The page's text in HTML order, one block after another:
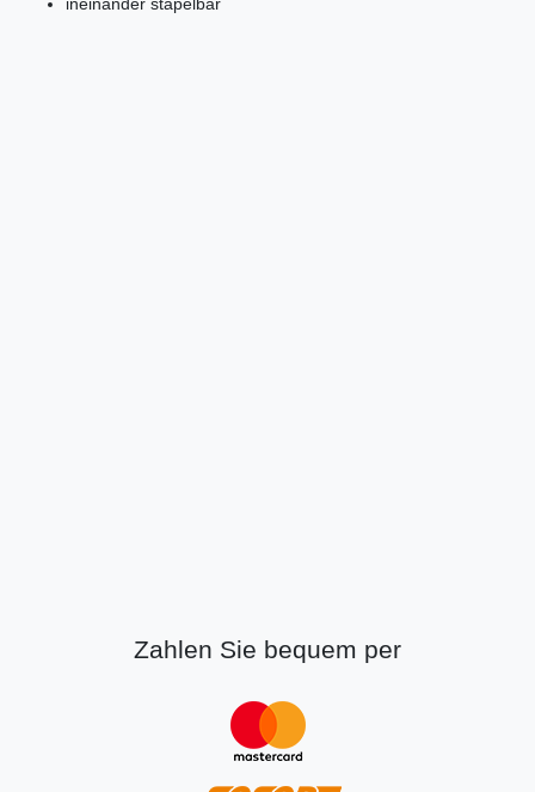
ineinander stapelbar
Zahlen Sie bequem per